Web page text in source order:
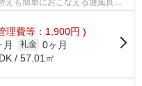
えも簡単におこなえる通風良好
理費等：1,900円 )
月 礼金 0ヶ月
/ 57.01㎡